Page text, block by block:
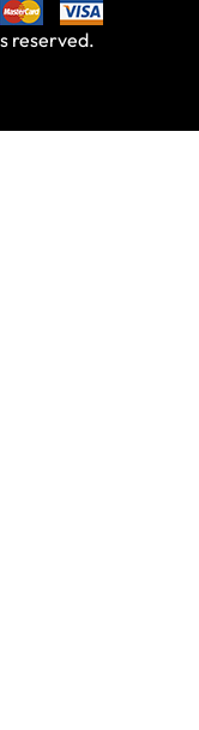
reserved.